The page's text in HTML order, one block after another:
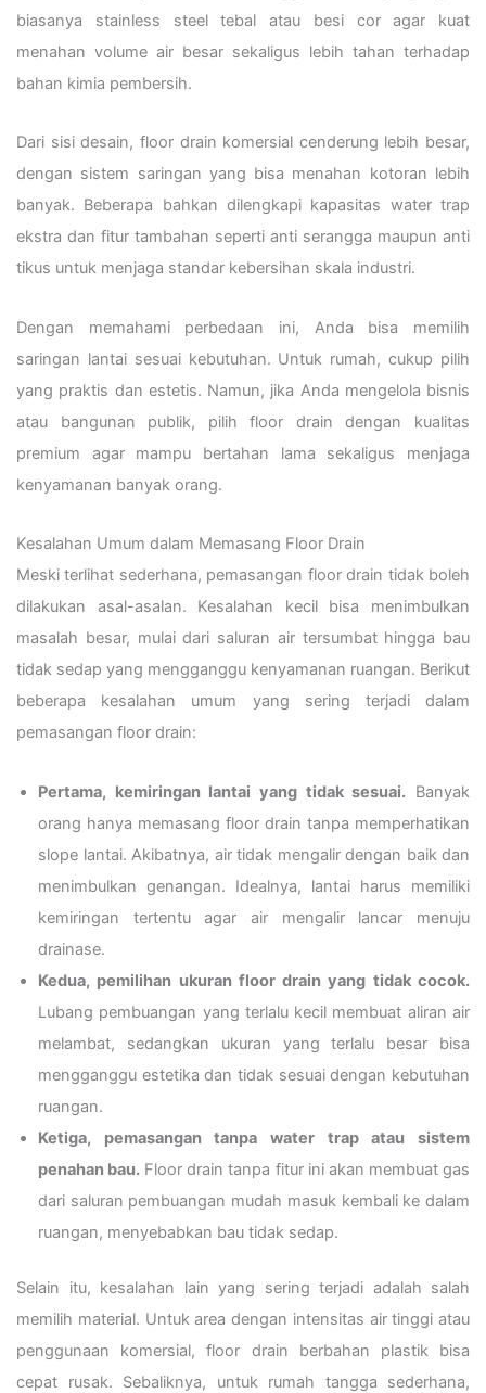
biasanya stainless steel tebal atau besi cor agar kuat
menahan volume air besar sekaligus lebih tahan terhadap
bahan kimia pembersih.
Dari sisi desain, floor drain komersial cenderung lebih besar,
dengan sistem saringan yang bisa menahan kotoran lebih
banyak. Beberapa bahkan dilengkapi kapasitas water trap
ekstra dan fitur tambahan seperti anti serangga maupun anti
tikus untuk menjaga standar kebersihan skala industri.
Dengan memahami perbedaan ini, Anda bisa memilih
saringan lantai sesuai kebutuhan. Untuk rumah, cukup pilih
yang praktis dan estetis. Namun, jika Anda mengelola bisnis
atau bangunan publik, pilih floor drain dengan kualitas
premium agar mampu bertahan lama sekaligus menjaga
kenyamanan banyak orang.
Kesalahan Umum dalam Memasang Floor Drain
Meski terlihat sederhana, pemasangan floor drain tidak boleh
dilakukan asal-asalan. Kesalahan kecil bisa menimbulkan
masalah besar, mulai dari saluran air tersumbat hingga bau
tidak sedap yang mengganggu kenyamanan ruangan. Berikut
beberapa kesalahan umum yang sering terjadi dalam
pemasangan floor drain:
Pertama, kemiringan lantai yang tidak sesuai. Banyak
orang hanya memasang floor drain tanpa memperhatikan
slope lantai. Akibatnya, air tidak mengalir dengan baik dan
menimbulkan genangan. Idealnya, lantai harus memiliki
kemiringan tertentu agar air mengalir lancar menuju
drainase.
Kedua, pemilihan ukuran floor drain yang tidak cocok.
Lubang pembuangan yang terlalu kecil membuat aliran air
melambat, sedangkan ukuran yang terlalu besar bisa
mengganggu estetika dan tidak sesuai dengan kebutuhan
ruangan.
Ketiga, pemasangan tanpa water trap atau sistem
penahan bau. Floor drain tanpa fitur ini akan membuat gas
dari saluran pembuangan mudah masuk kembali ke dalam
ruangan, menyebabkan bau tidak sedap.
Selain itu, kesalahan lain yang sering terjadi adalah salah
memilih material. Untuk area dengan intensitas air tinggi atau
penggunaan komersial, floor drain berbahan plastik bisa
cepat rusak. Sebaliknya, untuk rumah tangga sederhana,